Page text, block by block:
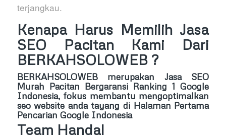
terjangkau.
Kenapa Harus Memilih Jasa
SEO Pacitan Kami Dari
BERKAHSOLOWEB ?
BERKAHSOLOWEBmerupakan Jasa SEO
Murah Pacitan Bergaransi Ranking 1 Google
Indonesia, fokus membantu mengoptimalkan
seo website anda tayang di Halaman Pertama
Pencarian Google Indonesia
Team Handal